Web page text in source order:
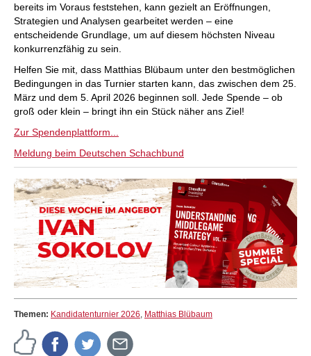
bereits im Voraus feststehen, kann gezielt an Eröffnungen,
Strategien und Analysen gearbeitet werden – eine
entscheidende Grundlage, um auf diesem höchsten Niveau
konkurrenzfähig zu sein.
Helfen Sie mit, dass Matthias Blübaum unter den bestmöglichen
Bedingungen in das Turnier starten kann, das zwischen dem 25.
März und dem 5. April 2026 beginnen soll. Jede Spende – ob
groß oder klein – bringt ihn ein Stück näher ans Ziel!
Zur Spendenplattform...
Meldung beim Deutschen Schachbund
Themen: Kandidatenturnier 2026, Matthias Blübaum